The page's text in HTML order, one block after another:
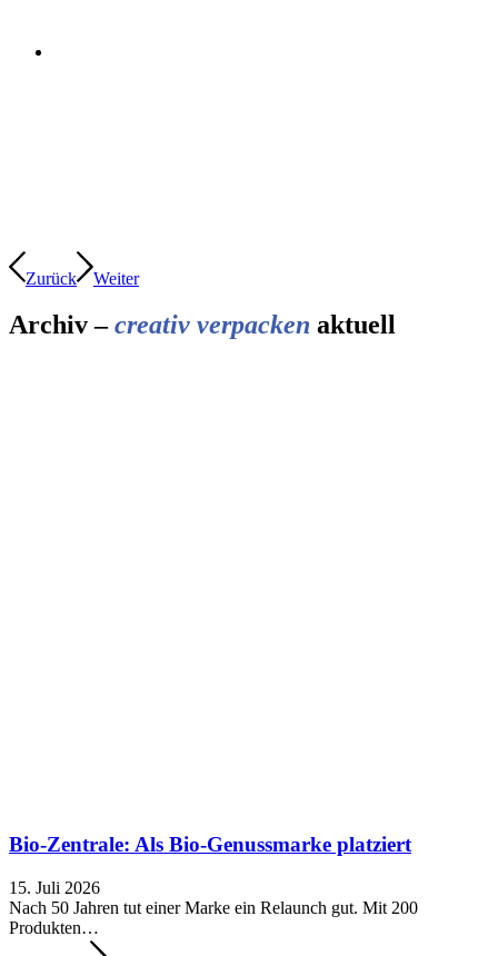
Zurück Weiter
Archiv –creativ verpacken aktuell
Bio-Zentrale: Als Bio-Genussmarke platziert
15. Juli 2026
Nach 50 Jahren tut einer Marke ein Relaunch gut. Mit 200
Produkten…